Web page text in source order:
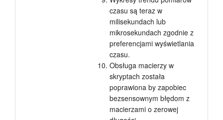
czasu są teraz w
milisekundach lub
mikrosekundach zgodnie z
preferencjami wyświetlania
czasu.
Obsługa macierzy w
skryptach została
poprawiona by zapobiec
bezsensownym błędom z
macierzami o zerowej